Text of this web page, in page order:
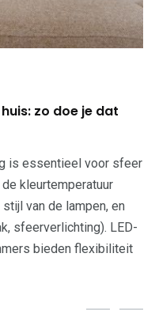
zo doe je dat
is essentieel voor sfeer
kleurtemperatuur
van de lampen, en
sfeerverlichting). LED-
bieden flexibiliteit